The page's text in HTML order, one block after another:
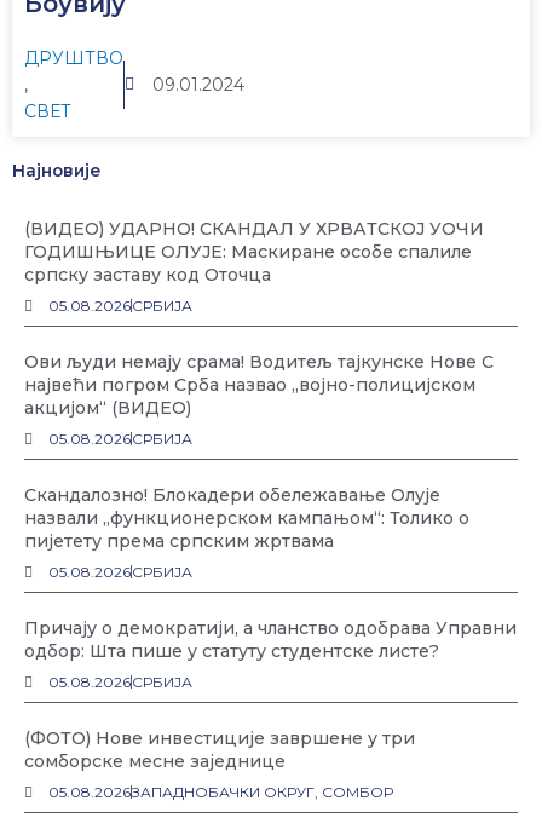
ДРУШТВО
,
СВЕТ
09.01.2024
Најновије
(ВИДЕО) УДАРНО! СКАНДАЛ У ХРВАТСКОЈ УОЧИ
ГОДИШЊИЦЕ ОЛУЈЕ: Маскиране особе спалиле
српску заставу код Оточца
05.08.2026СРБИЈА
Ови људи немају срама! Водитељ тајкунске Нове С
највећи погром Срба назвао „војно-полицијском
акцијом“ (ВИДЕО)
05.08.2026СРБИЈА
Скандалозно! Блокадери обележавање Олује
назвали „функционерском кампањом“: Толико о
пијетету према српским жртвама
05.08.2026СРБИЈА
Причају о демократији, а чланство одобрава Управни
одбор: Шта пише у статуту студентске листе?
05.08.2026СРБИЈА
(ФОТО) Нове инвестиције завршене у три
сомборске месне заједнице
05.08.2026ЗАПАДНОБАЧКИ ОКРУГ СОМБОР